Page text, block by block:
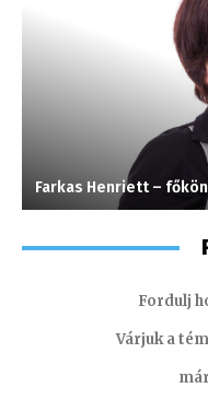
Farkas Henriett –
Fordulj
Várjuk a